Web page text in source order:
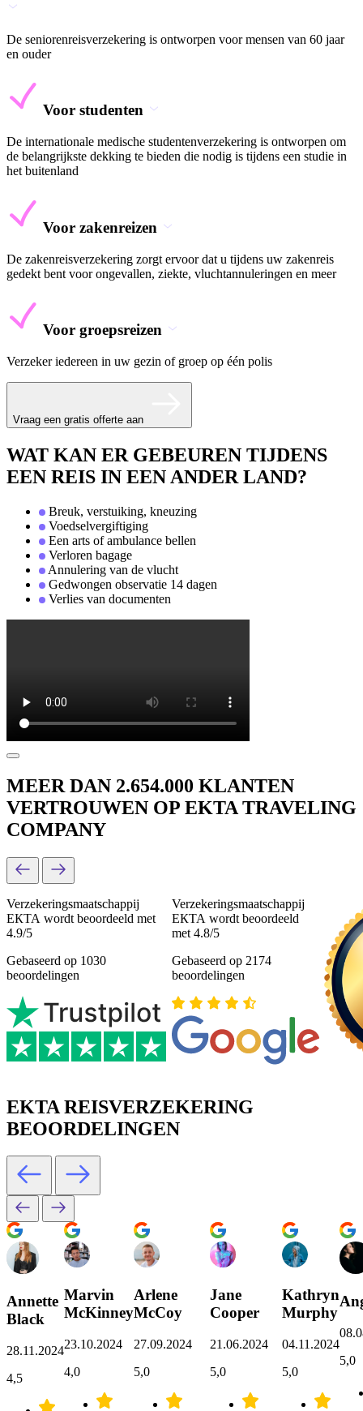
De seniorenreisverzekering is ontworpen voor mensen van 60 jaar
en ouder
Voor studenten
De internationale medische studentenverzekering is ontworpen om
de belangrijkste dekking te bieden die nodig is tijdens een studie in
het buitenland
Voor zakenreizen
De zakenreisverzekering zorgt ervoor dat u tijdens uw zakenreis
gedekt bent voor ongevallen, ziekte, vluchtannuleringen en meer
Voor groepsreizen
Verzeker iedereen in uw gezin of groep op één polis
Vraag een gratis offerte aan
WAT KAN ER GEBEUREN TIJDENS
EEN REIS IN EEN ANDER LAND?
Breuk, verstuiking, kneuzing
Voedselvergiftiging
Een arts of ambulance bellen
Verloren bagage
Annulering van de vlucht
Gedwongen observatie 14 dagen
Verlies van documenten
MEER DAN 2.654.000 KLANTEN
VERTROUWEN OP EKTA TRAVELING
COMPANY
Verzekeringsmaatschappij
ЕКТА wordt beoordeeld met
4.9/5
Gebaseerd op 1030
beoordelingen
Verzekeringsmaatschappij
ЕКТА wordt beoordeeld
met 4.8/5
Gebaseerd op 2174
beoordelingen
EKTA REISVERZEKERING
BEOORDELINGEN
Annette
Black
28.11.2024
4,5
Marvin
McKinney
23.10.2024
4,0
Arlene
McCoy
27.09.2024
5,0
Jane
Cooper
21.06.2024
5,0
Kathryn
Murphy
04.11.2024
5,0
5,0